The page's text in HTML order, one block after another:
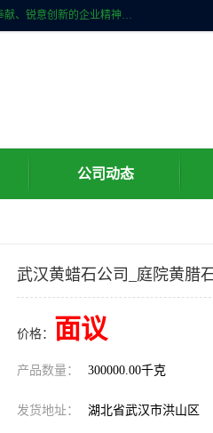
武汉明石石业公司主营景观石，门牌石，刻字石，泰山石,村牌石等，服务范围主要有：武汉，咸宁等地区。公司秉承敬业奉献、锐意创新的企业精神，从无到有，从小到大，以一种产业报国的创业精神，竭诚为客户提供服务，为社会设计财富。
公司动态
武汉黄蜡石公司_庭院黄腊
价格： 面议
产品数量： 300000.00千克
发货地址： 湖北省武汉市洪山区